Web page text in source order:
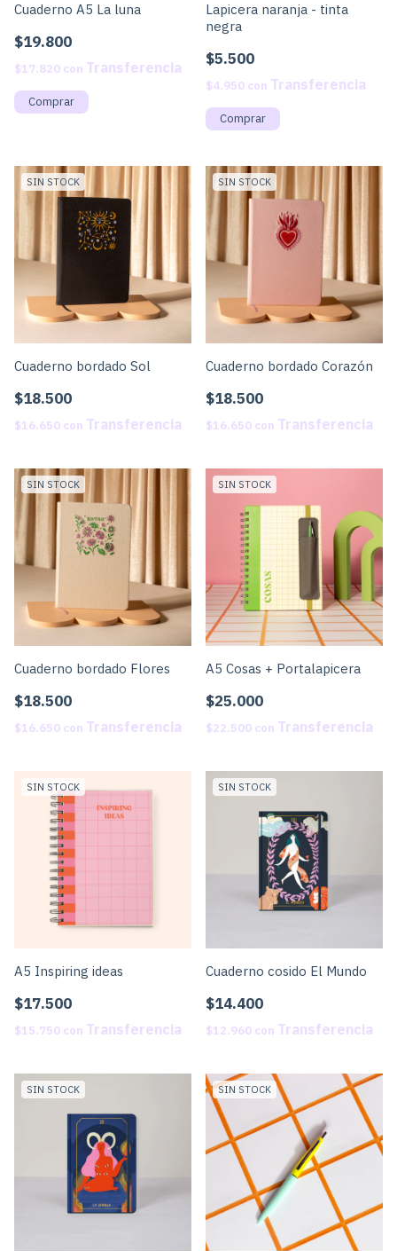
Cuaderno A5 La luna
$19.800
$17.820 con
Lapicera naranja - tinta
negra
$5.500
$4.950 con
SIN STOCK
Cuaderno bordado Sol
$18.500
$16.650 con
SIN STOCK
Cuaderno bordado Corazón
$18.500
$16.650 con
SIN STOCK
Cuaderno bordado Flores
$18.500
$16.650 con
SIN STOCK
A5 Cosas + Portalapicera
$25.000
$22.500 con
SIN STOCK
A5 Inspiring ideas
$17.500
$15.750 con
SIN STOCK
Cuaderno cosido El Mundo
$14.400
$12.960 con
SIN STOCK SIN STOCK